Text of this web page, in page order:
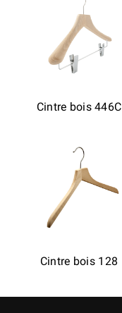
Cintre bois 446C
Cintre bois 128